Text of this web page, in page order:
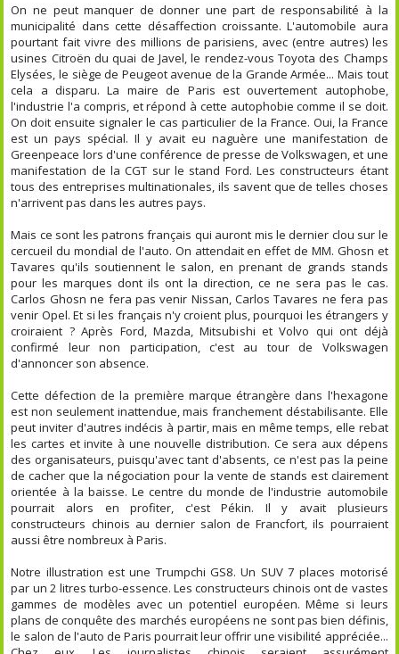
On ne peut manquer de donner une part de responsabilité à la
municipalité dans cette désaffection croissante. L'automobile aura
pourtant fait vivre des millions de parisiens, avec (entre autres) les
usines Citroën du quai de Javel, le rendez-vous Toyota des Champs
Elysées, le siège de Peugeot avenue de la Grande Armée... Mais tout
cela a disparu. La maire de Paris est ouvertement autophobe,
l'industrie l'a compris, et répond à cette autophobie comme il se doit.
On doit ensuite signaler le cas particulier de la France. Oui, la France
est un pays spécial. Il y avait eu naguère une manifestation de
Greenpeace lors d'une conférence de presse de Volkswagen, et une
manifestation de la CGT sur le stand Ford. Les constructeurs étant
tous des entreprises multinationales, ils savent que de telles choses
n'arrivent pas dans les autres pays.
Mais ce sont les patrons français qui auront mis le dernier clou sur le
cercueil du mondial de l'auto. On attendait en effet de MM. Ghosn et
Tavares qu'ils soutiennent le salon, en prenant de grands stands
pour les marques dont ils ont la direction, ce ne sera pas le cas.
Carlos Ghosn ne fera pas venir Nissan, Carlos Tavares ne fera pas
venir Opel. Et si les français n'y croient plus, pourquoi les étrangers y
croiraient ? Après Ford, Mazda, Mitsubishi et Volvo qui ont déjà
confirmé leur non participation, c'est au tour de Volkswagen
d'annoncer son absence.
Cette défection de la première marque étrangère dans l'hexagone
est non seulement inattendue, mais franchement déstabilisante. Elle
peut inviter d'autres indécis à partir, mais en même temps, elle rebat
les cartes et invite à une nouvelle distribution. Ce sera aux dépens
des organisateurs, puisqu'avec tant d'absents, ce n'est pas la peine
de cacher que la négociation pour la vente de stands est clairement
orientée à la baisse. Le centre du monde de l'industrie automobile
pourrait alors en profiter, c'est Pékin. Il y avait plusieurs
constructeurs chinois au dernier salon de Francfort, ils pourraient
aussi être nombreux à Paris.
Notre illustration est une Trumpchi GS8. Un SUV 7 places motorisé
par un 2 litres turbo-essence. Les constructeurs chinois ont de vastes
gammes de modèles avec un potentiel européen. Même si leurs
plans de conquête des marchés européens ne sont pas bien définis,
le salon de l'auto de Paris pourrait leur offrir une visibilité appréciée...